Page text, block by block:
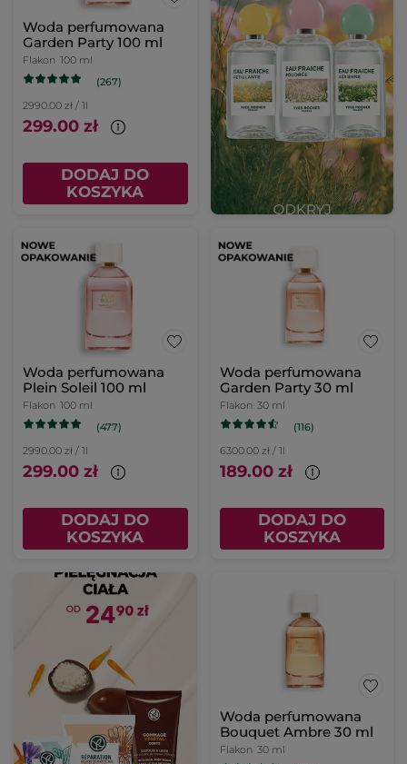
Woda perfumowana
Garden Party 100 ml
Flakon 100 ml
(267)
2990.00 zł / 1l
299.00 zł
DODAJ DO
KOSZYKA
Woda perfumowana
Plein Soleil 100 ml
Flakon 100 ml
(477)
2990.00 zł / 1l
299.00 zł
DODAJ DO
KOSZYKA
Woda perfumowana
Garden Party 30 ml
Flakon 30 ml
(116)
6300.00 zł / 1l
189.00 zł
DODAJ DO
KOSZYKA
Woda perfumowana
Bouquet Ambre 30 ml
Flakon 30 ml